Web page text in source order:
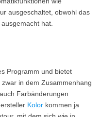
ausgeschaltet, obwohl das
hat.
Programm und bietet
in dem Zusammenhang
Farbänderungen
Kolor kommen ja